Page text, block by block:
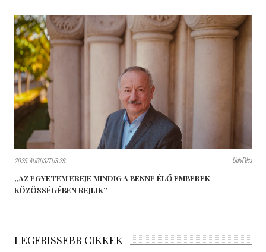
2025. AUGUSZTUS 29. UnivPécs
„AZ EGYETEM EREJE MINDIG A BENNE ÉLŐ EMBEREK
KÖZÖSSÉGÉBEN REJLIK”
LEGFRISSEBB CIKKEK